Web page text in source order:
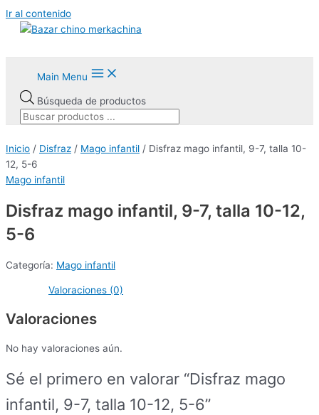
Ir al contenido
Main Menu
Búsqueda de productos
AGOTADO
Inicio / Disfraz / Mago infantil / Disfraz mago infantil, 9-7, talla 10-
12, 5-6
Mago infantil
Disfraz mago infantil, 9-7, talla 10-12,
5-6
Categoría: Mago infantil
Valoraciones (0)
Valoraciones
No hay valoraciones aún.
Sé el primero en valorar “Disfraz mago
infantil, 9-7, talla 10-12, 5-6”